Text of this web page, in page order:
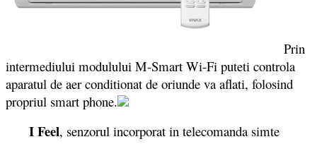
Prin
intermediului modulului M-Smart Wi-Fi puteti controla
aparatul de aer conditionat de oriunde va aflati, folosind
propriul smart phone.
I Feel, senzorul incorporat in telecomanda simte